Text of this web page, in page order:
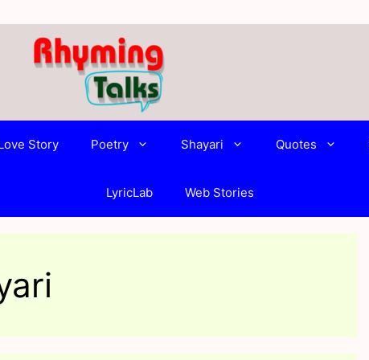
Story Poetry Shayari Quotes
LyricLab Web Stories